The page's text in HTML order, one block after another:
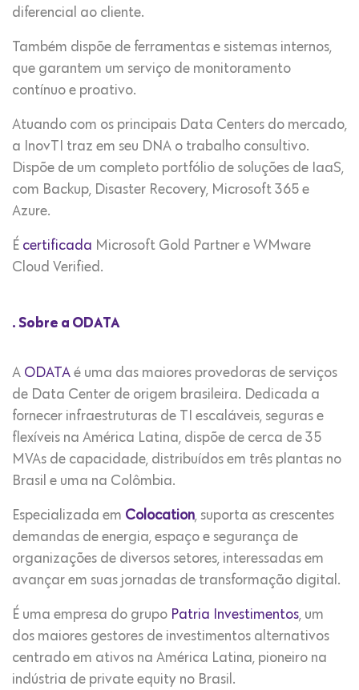
diferencial ao cliente.
Também dispõe de ferramentas e sistemas internos,
que garantem um serviço de monitoramento
contínuo e proativo.
Atuando com os principais Data Centers do mercado,
a InovTI traz em seu DNA o trabalho consultivo.
Dispõe de um completo portfólio de soluções de IaaS,
com Backup, Disaster Recovery, Microsoft 365 e
Azure.
É certificada Microsoft Gold Partner e WMware
Cloud Verified.
. Sobre a ODATA
A ODATA é uma das maiores provedoras de serviços
de Data Center de origem brasileira. Dedicada a
fornecer infraestruturas de TI escaláveis, seguras e
flexíveis na América Latina, dispõe de cerca de 35
MVAs de capacidade, distribuídos em três plantas no
Brasil e uma na Colômbia.
Especializada em Colocation, suporta as crescentes
demandas de energia, espaço e segurança de
organizações de diversos setores, interessadas em
avançar em suas jornadas de transformação digital.
É uma empresa do grupo Patria Investimentos, um
dos maiores gestores de investimentos alternativos
centrado em ativos na América Latina, pioneiro na
indústria de private equity no Brasil.